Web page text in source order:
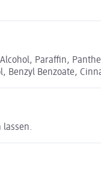
Paraffin,
Benzyl Benzoate,
lassen.